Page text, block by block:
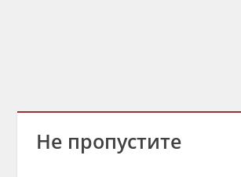
Не пропустите